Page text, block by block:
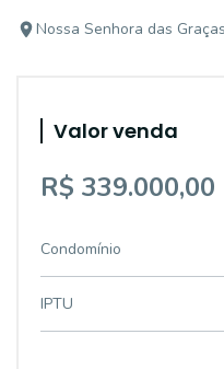
Nossa Senhora das
Valor venda
R$ 339.000,00
Condomínio
IPTU